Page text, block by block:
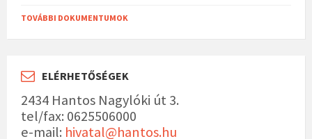
TOVÁBBI DOKUMENTUMOK
ELÉRHETŐSÉGEK
2434 Hantos Nagylóki út 3.
tel/fax: 0625506000
e-mail: hivatal@hantos.hu